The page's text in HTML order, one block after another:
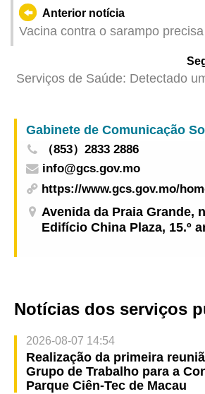
Anterior notícia
Vacina contra o sarampo
imunidade devem ser vacinadas
antecedência antes de viajar
Serviços de Saúde: Detectado
Gabinete de Comunicação
（853）2833 2886
info@gcs.gov.mo
https://www.gcs.gov.mo/
Avenida da Praia Grande,
Edifício China Plaza, 15.º
Notícias dos serviços
2026-08-07 14:54
Realização da primeira
Grupo de Trabalho para a
Parque Ciên-Tec de Macau